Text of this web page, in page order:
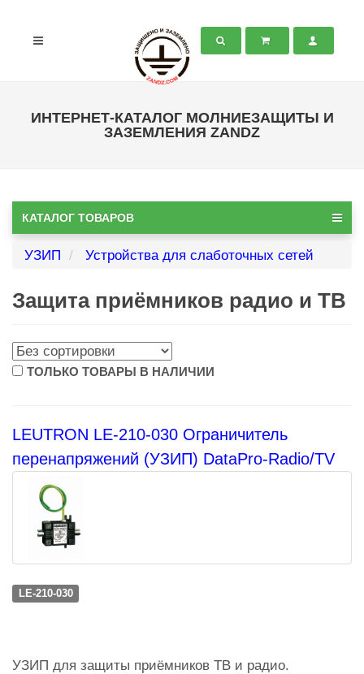
ИНТЕРНЕТ-КАТАЛОГ МОЛНИЕЗАЩИТЫ И
ЗАЗЕМЛЕНИЯ ZANDZ
КАТАЛОГ ТОВАРОВ
УЗИП Устройства для слаботочных сетей
Защита приёмников радио и ТВ
ТОЛЬКО ТОВАРЫ В НАЛИЧИИ
LEUTRON LE-210-030 Ограничитель
перенапряжений (УЗИП) DataPro-Radio/TV
LE-210-030
УЗИП для защиты приёмников ТВ и радио.